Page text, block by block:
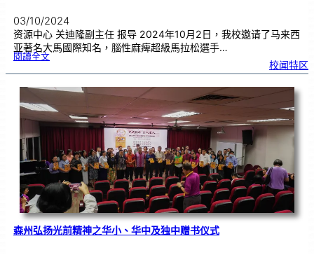
03/10/2024
资源中心 关迪隆副主任 报导 2024年10月2日，我校邀请了马来西
亚著名大馬國際知名，腦性麻痺超級馬拉松選手…
閱讀全文:《
出
人
》
生
士
：
曾
志
龙
校闻特区
森州弘扬光前精神之华小、华中及独中赠书仪式